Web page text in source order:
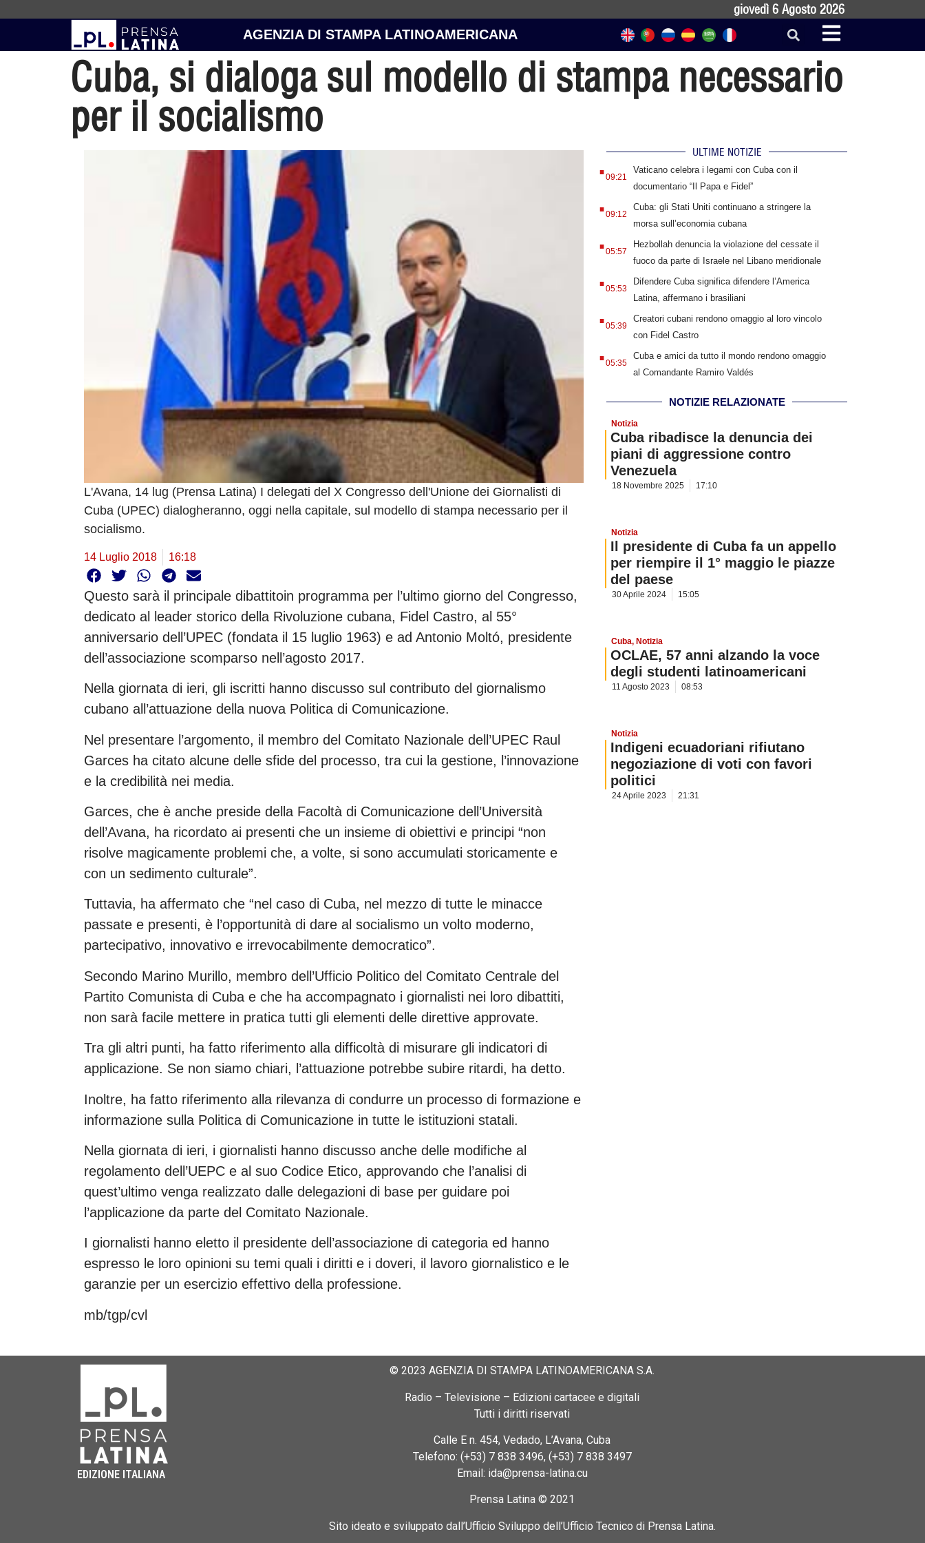
giovedì 6 Agosto 2026
AGENZIA DI STAMPA LATINOAMERICANA
Cuba, si dialoga sul modello di stampa necessario
per il socialismo
L'Avana, 14 lug (Prensa Latina) I delegati del X Congresso dell'Unione dei Giornalisti di
Cuba (UPEC) dialogheranno, oggi nella capitale, sul modello di stampa necessario per il
socialismo.
14 Luglio 2018 16:18
Questo sarà il principale dibattitoin programma per l’ultimo giorno del Congresso,
dedicato al leader storico della Rivoluzione cubana, Fidel Castro, al 55°
anniversario dell’UPEC (fondata il 15 luglio 1963) e ad Antonio Moltó, presidente
dell’associazione scomparso nell’agosto 2017.
Nella giornata di ieri, gli iscritti hanno discusso sul contributo del giornalismo
cubano all’attuazione della nuova Politica di Comunicazione.
Nel presentare l’argomento, il membro del Comitato Nazionale dell’UPEC Raul
Garces ha citato alcune delle sfide del processo, tra cui la gestione, l’innovazione
e la credibilità nei media.
Garces, che è anche preside della Facoltà di Comunicazione dell’Università
dell’Avana, ha ricordato ai presenti che un insieme di obiettivi e principi “non
risolve magicamente problemi che, a volte, si sono accumulati storicamente e
con un sedimento culturale”.
Tuttavia, ha affermato che “nel caso di Cuba, nel mezzo di tutte le minacce
passate e presenti, è l’opportunità di dare al socialismo un volto moderno,
partecipativo, innovativo e irrevocabilmente democratico”.
Secondo Marino Murillo, membro dell’Ufficio Politico del Comitato Centrale del
Partito Comunista di Cuba e che ha accompagnato i giornalisti nei loro dibattiti,
non sarà facile mettere in pratica tutti gli elementi delle direttive approvate.
Tra gli altri punti, ha fatto riferimento alla difficoltà di misurare gli indicatori di
applicazione. Se non siamo chiari, l’attuazione potrebbe subire ritardi, ha detto.
Inoltre, ha fatto riferimento alla rilevanza di condurre un processo di formazione e
informazione sulla Politica di Comunicazione in tutte le istituzioni statali.
Nella giornata di ieri, i giornalisti hanno discusso anche delle modifiche al
regolamento dell’UEPC e al suo Codice Etico, approvando che l’analisi di
quest’ultimo venga realizzato dalle delegazioni di base per guidare poi
l’applicazione da parte del Comitato Nazionale.
I giornalisti hanno eletto il presidente dell’associazione di categoria ed hanno
espresso le loro opinioni su temi quali i diritti e i doveri, il lavoro giornalistico e le
garanzie per un esercizio effettivo della professione.
mb/tgp/cvl
ULTIME NOTIZIE
.09:21
Vaticano celebra i legami con Cuba con il
documentario “Il Papa e Fidel”
.09:12
Cuba: gli Stati Uniti continuano a stringere la
morsa sull’economia cubana
.05:57
Hezbollah denuncia la violazione del cessate il
fuoco da parte di Israele nel Libano meridionale
.05:53
Difendere Cuba significa difendere l’America
Latina, affermano i brasiliani
.05:39
Creatori cubani rendono omaggio al loro vincolo
con Fidel Castro
.05:35
Cuba e amici da tutto il mondo rendono omaggio
al Comandante Ramiro Valdés
NOTIZIE RELAZIONATE
Notizia
Cuba ribadisce la denuncia dei
piani di aggressione contro
Venezuela
18 Novembre 2025 17:10
Notizia
Il presidente di Cuba fa un appello
per riempire il 1° maggio le piazze
del paese
30 Aprile 2024 15:05
Cuba, Notizia
OCLAE, 57 anni alzando la voce
degli studenti latinoamericani
11 Agosto 2023 08:53
Notizia
Indigeni ecuadoriani rifiutano
negoziazione di voti con favori
politici
24 Aprile 2023 21:31
EDIZIONE ITALIANA
© 2023 AGENZIA DI STAMPA LATINOAMERICANA S.A.
Radio – Televisione – Edizioni cartacee e digitali
Tutti i diritti riservati
Calle E n. 454, Vedado, L’Avana, Cuba
Telefono: (+53) 7 838 3496, (+53) 7 838 3497
Email: ida@prensa-latina.cu
Prensa Latina © 2021
Sito ideato e sviluppato dall’Ufficio Sviluppo dell’Ufficio Tecnico di Prensa Latina.